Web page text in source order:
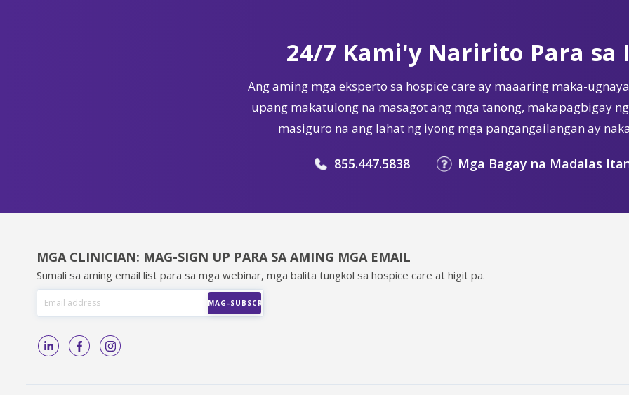
24/7 Kami'y Naririto Para sa
Ang aming mga eksperto sa hospice care ay maaaring maka-
upang makatulong na masagot ang mga tanong, makapagbigay
masiguro na ang lahat ng iyong mga pangangailangan ay
855.447.5838 Mga Bagay na Madalas
MGA CLINICIAN: MAG-SIGN UP PARA SA AMING MGA EMAIL
Sumali sa aming email list para sa mga webinar, mga balita tungkol sa hospice care at higit pa.